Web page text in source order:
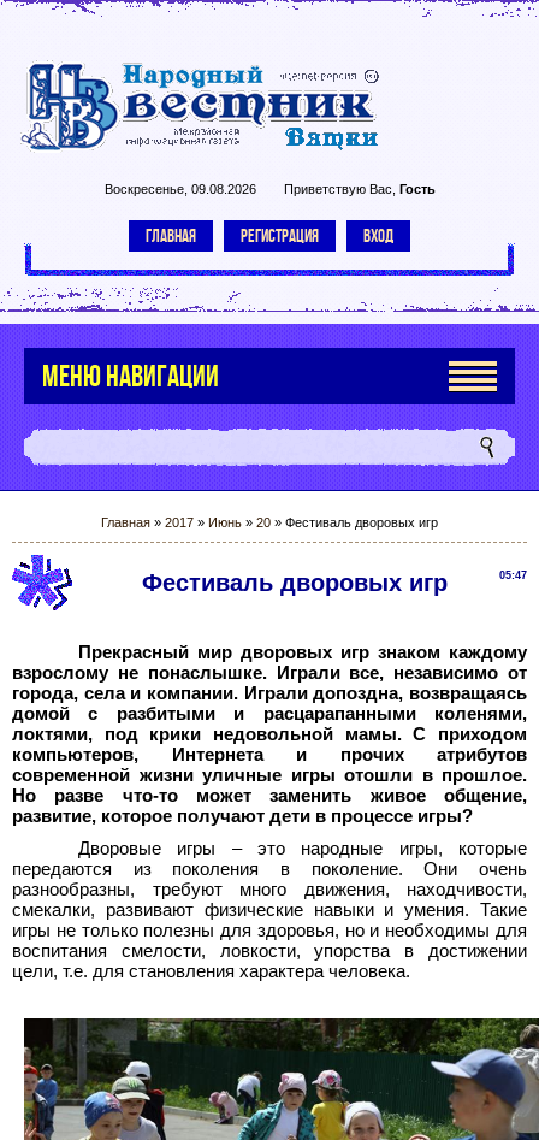
Воскресенье, 09.08.2026 Приветствую Вас Гость
ГЛАВНАЯ РЕГИСТРАЦИЯ ВХОД
МЕНЮ НАВИГАЦИИ
Главная » 2017 » Июнь » 20 » Фестиваль дворовых игр
05:47
Фестиваль дворовых игр
Прекрасный мир дворовых игр знаком каждому
взрослому не понаслышке. Играли все, независимо от
города, села и компании. Играли допоздна, возвращаясь
домой с разбитыми и расцарапанными коленями,
локтями, под крики недовольной мамы. С приходом
компьютеров, Интернета и прочих атрибутов
современной жизни уличные игры отошли в прошлое.
Но разве что-то может заменить живое общение,
развитие, которое получают дети в процессе игры?
Дворовые игры – это народные игры, которые
передаются из поколения в поколение. Они очень
разнообразны, требуют много движения, находчивости,
смекалки, развивают физические навыки и умения. Такие
игры не только полезны для здоровья, но и необходимы для
воспитания смелости, ловкости, упорства в достижении
цели, т.е. для становления характера человека.